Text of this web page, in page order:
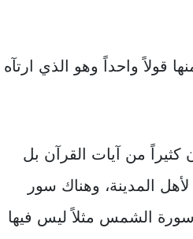
قولاً واحداً وهو الذي ارتآه
من آيات القرآن بل
المدينة، وهناك سور
الشمس مثلاً ليس فيها